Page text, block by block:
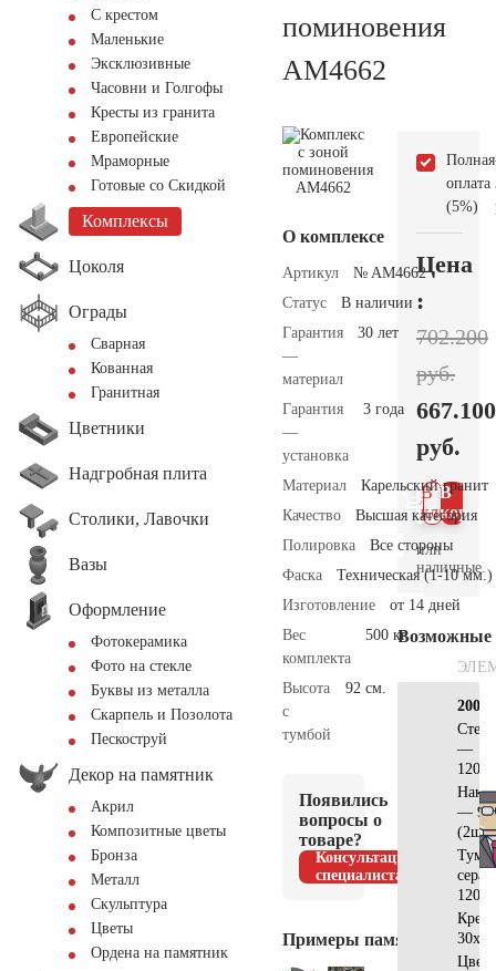
С крестом
Маленькие
Эксклюзивные
Часовни и Голгофы
Кресты из гранита
Европейские
Мраморные
Готовые со Скидкой
Комплексы
Цоколя
Ограды
Сварная
Кованная
Гранитная
Цветники
Надгробная плита
Столики, Лавочки
Вазы
Оформление
Фотокерамика
Фото на стекле
Буквы из металла
Скарпель и Позолота
Пескоструй
Декор на памятник
Акрил
Композитные цветы
Бронза
Металл
Скульптура
Цветы
Ордена на памятник
поминовения
AM4662
О комплексе
Артикул
№ AM4662
Статус
В наличии
Гарантия
—
материал
30 лет
Гарантия
—
установка
3 года
Материал
Карельский гранит
Качество
Высшая категория
Полировка
Все стороны
Фаска
Техническая (1-10 мм.)
Изготовление
от 14 дней
Вес
комплекта
500 кг.
Высота
с
тумбой
92 см.
Появились
вопросы о
товаре?
Консультация
специалиста
Примеры памятников
Полная
оплата
(5%)
Цена
:
702.200
руб.
667.100
руб.
В
В 1
клик
или
наличные.
Возможные
—
—
(2шт)